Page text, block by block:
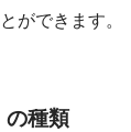
ができます。
の種類